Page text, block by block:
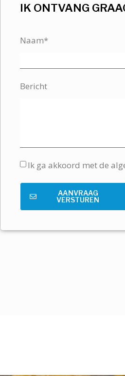
IK ONTVANG
Naam*
Bericht
Ik ga akkoord met de
AANVRAAG
VERSTUREN